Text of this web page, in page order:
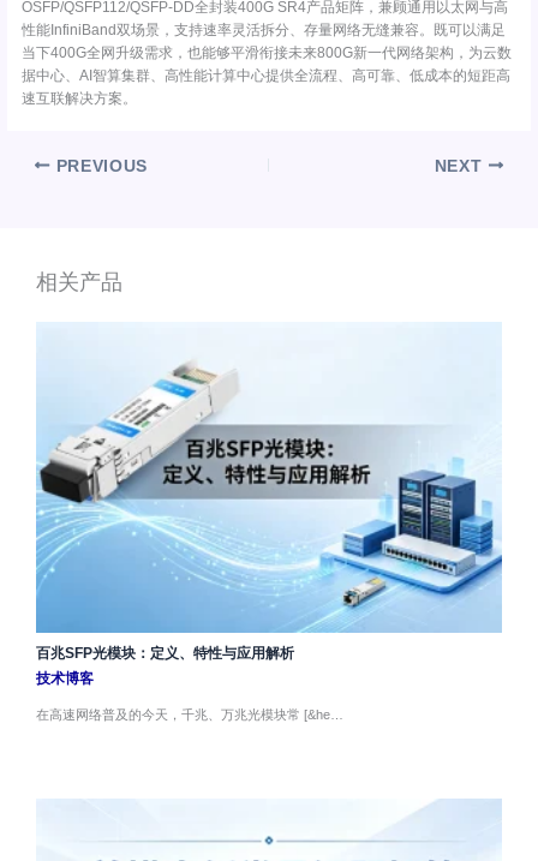
OSFP/QSFP112/QSFP-DD全封装400G SR4产品矩阵，兼顾通用以太网与高
性能InfiniBand双场景，支持速率灵活拆分、存量网络无缝兼容。既可以满足
当下400G全网升级需求，也能够平滑衔接未来800G新一代网络架构，为云数
据中心、AI智算集群、高性能计算中心提供全流程、高可靠、低成本的短距高
速互联解决方案。
PREVIOUS NEXT
相关产品
百兆SFP光模块：定义、特性与应用解析
技术博客
在高速网络普及的今天，千兆、万兆光模块常 [&he…